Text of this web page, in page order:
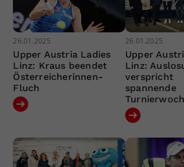
26.01.2025
Upper Austria Ladies
Linz: Kraus beendet
Österreicherinnen-
Fluch
26.01.2025
Upper
Linz:
verspricht
spannende